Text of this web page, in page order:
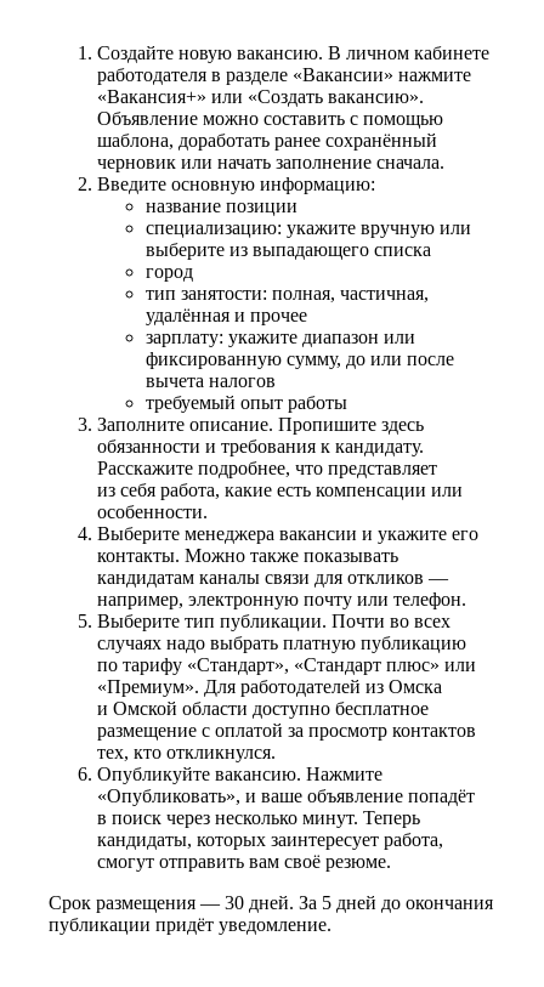
Создайте новую вакансию. В личном кабинете
работодателя в разделе «Вакансии» нажмите
«Вакансия+» или «Создать вакансию».
Объявление можно составить с помощью
шаблона, доработать ранее сохранённый
черновик или начать заполнение сначала.
Введите основную информацию:
название позиции
специализацию: укажите вручную или
выберите из выпадающего списка
город
тип занятости: полная, частичная,
удалённая и прочее
зарплату: укажите диапазон или
фиксированную сумму, до или после
вычета налогов
требуемый опыт работы
Заполните описание. Пропишите здесь
обязанности и требования к кандидату.
Расскажите подробнее, что представляет
из себя работа, какие есть компенсации или
особенности.
Выберите менеджера вакансии и укажите его
контакты. Можно также показывать
кандидатам каналы связи для откликов —
например, электронную почту или телефон.
Выберите тип публикации. Почти во всех
случаях надо выбрать платную публикацию
по тарифу «Стандарт», «Стандарт плюс» или
«Премиум». Для работодателей из Омска
и Омской области доступно бесплатное
размещение с оплатой за просмотр контактов
тех, кто откликнулся.
Опубликуйте вакансию. Нажмите
«Опубликовать», и ваше объявление попадёт
в поиск через несколько минут. Теперь
кандидаты, которых заинтересует работа,
смогут отправить вам своё резюме.
Срок размещения — 30 дней. За 5 дней до окончания
публикации придёт уведомление.